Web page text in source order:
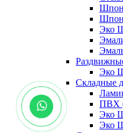
Шпон
Шпон
Эко
Эко
Складные
ПВХ
Эко
Эко